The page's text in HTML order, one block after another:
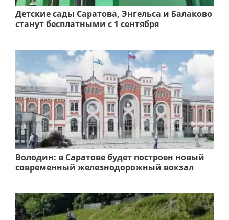
Детские сады Саратова, Энгельса и Балаково
станут бесплатными с 1 сентября
Володин: в Саратове будет построен новый
современный железнодорожный вокзал